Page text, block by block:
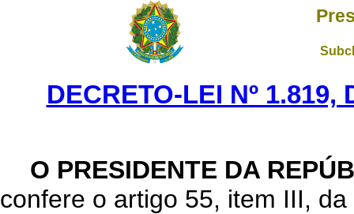
DECRETO-LEI Nº 1.819,
O PRESIDENTE DA
confere o artigo 55, item III,